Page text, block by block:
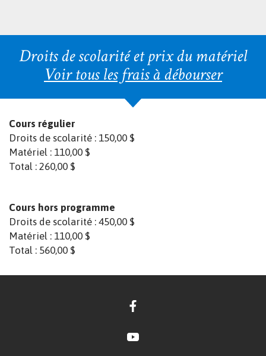
Droits de scolarité et prix du matériel
Voir tous les frais à débourser
Cours régulier
Droits de scolarité : 150,00 $
Matériel : 110,00 $
Total : 260,00 $
Cours hors programme
Droits de scolarité : 450,00 $
Matériel : 110,00 $
Total : 560,00 $